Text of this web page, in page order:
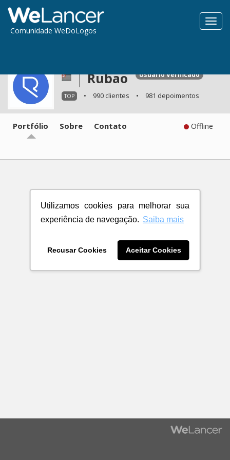
Utilizamos cookies para melhorar sua
experiência de navegação. Saiba mais
Recusar Cookies Aceitar Cookies
Comunidade WeDoLogos
Rubao Usuário Verificado
TOP • 990 clientes • 981 depoimentos
Portfólio Sobre Contato Offline